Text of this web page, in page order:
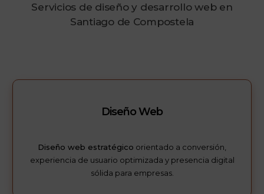
Servicios de diseño y desarrollo web en
Santiago de Compostela
Diseño Web
Diseño web estratégico orientado a conversión,
experiencia de usuario optimizada y presencia digital
sólida para empresas.